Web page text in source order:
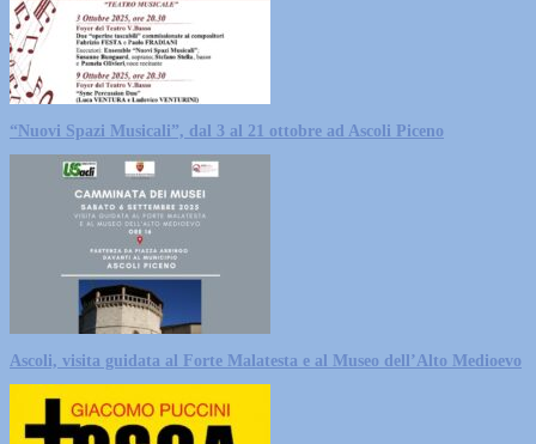
“Nuovi Spazi Musicali”, dal 3 al 21 ottobre ad Ascoli Piceno
Ascoli, visita guidata al Forte Malatesta e al Museo dell’Alto Medioevo